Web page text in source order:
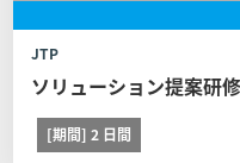
以下に定める通りとし
て日程変更可能期間を定
り消し、日程変更、証明
スは他社の定める契約
されるものとし、本条は
JTP
ソリューション提案研修
[期間] 2 日間